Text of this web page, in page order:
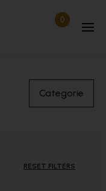
0Items in
Categorie
RESET FILTERS